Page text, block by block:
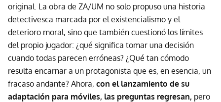
original. La obra de ZA/UM no solo propuso una historia
detectivesca marcada por el existencialismo y el
deterioro moral, sino que también cuestionó los límites
del propio jugador: ¿qué significa tomar una decisión
cuando todas parecen erróneas? ¿Qué tan cómodo
resulta encarnar a un protagonista que es, en esencia, un
fracaso andante? Ahora, con el lanzamiento de su
adaptación para móviles, las preguntas regresan, pero